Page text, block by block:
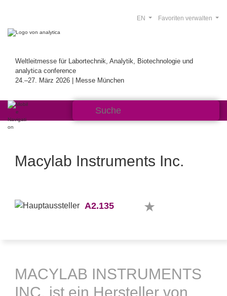
Weltleitmesse für Labortechnik, Analytik, Biotechnologie und
analytica conference
24.–27. März 2026 | Messe München
Favoriten verwalten
EN
Macylab Instruments Inc.
A2.135
MACYLAB INSTRUMENTS
INC. ist ein Hersteller von